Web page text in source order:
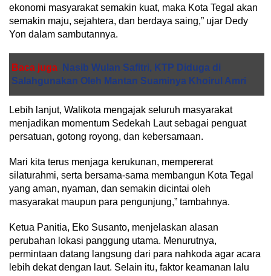
ekonomi masyarakat semakin kuat, maka Kota Tegal akan
semakin maju, sejahtera, dan berdaya saing,” ujar Dedy
Yon dalam sambutannya.
Baca juga
Nasib Wulan Safitri, KTP Diduga di
Salahgunakan Oleh Mantan Suaminya Khoirul Amri
Lebih lanjut, Walikota mengajak seluruh masyarakat
menjadikan momentum Sedekah Laut sebagai penguat
persatuan, gotong royong, dan kebersamaan.
Mari kita terus menjaga kerukunan, mempererat
silaturahmi, serta bersama-sama membangun Kota Tegal
yang aman, nyaman, dan semakin dicintai oleh
masyarakat maupun para pengunjung,” tambahnya.
Ketua Panitia, Eko Susanto, menjelaskan alasan
perubahan lokasi panggung utama. Menurutnya,
permintaan datang langsung dari para nahkoda agar acara
lebih dekat dengan laut. Selain itu, faktor keamanan lalu